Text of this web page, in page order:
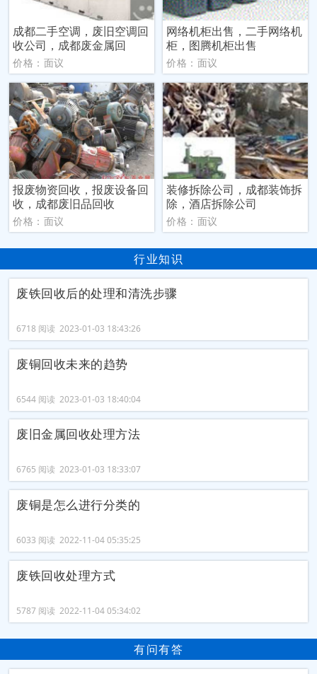
成都二手空调，废旧空调回
收公司，成都废金属回
价格：面议
网络机柜出售，二手网络机
柜，图腾机柜出售
价格：面议
报废物资回收，报废设备回
收，成都废旧品回收
价格：面议
装修拆除公司，成都装饰拆
除，酒店拆除公司
价格：面议
行业知识
废铁回收后的处理和清洗步骤
6718 阅读 2023-01-03 18:43:26
废铜回收未来的趋势
6544 阅读 2023-01-03 18:40:04
废旧金属回收处理方法
6765 阅读 2023-01-03 18:33:07
废铜是怎么进行分类的
6033 阅读 2022-11-04 05:35:25
废铁回收处理方式
5787 阅读 2022-11-04 05:34:02
有问有答